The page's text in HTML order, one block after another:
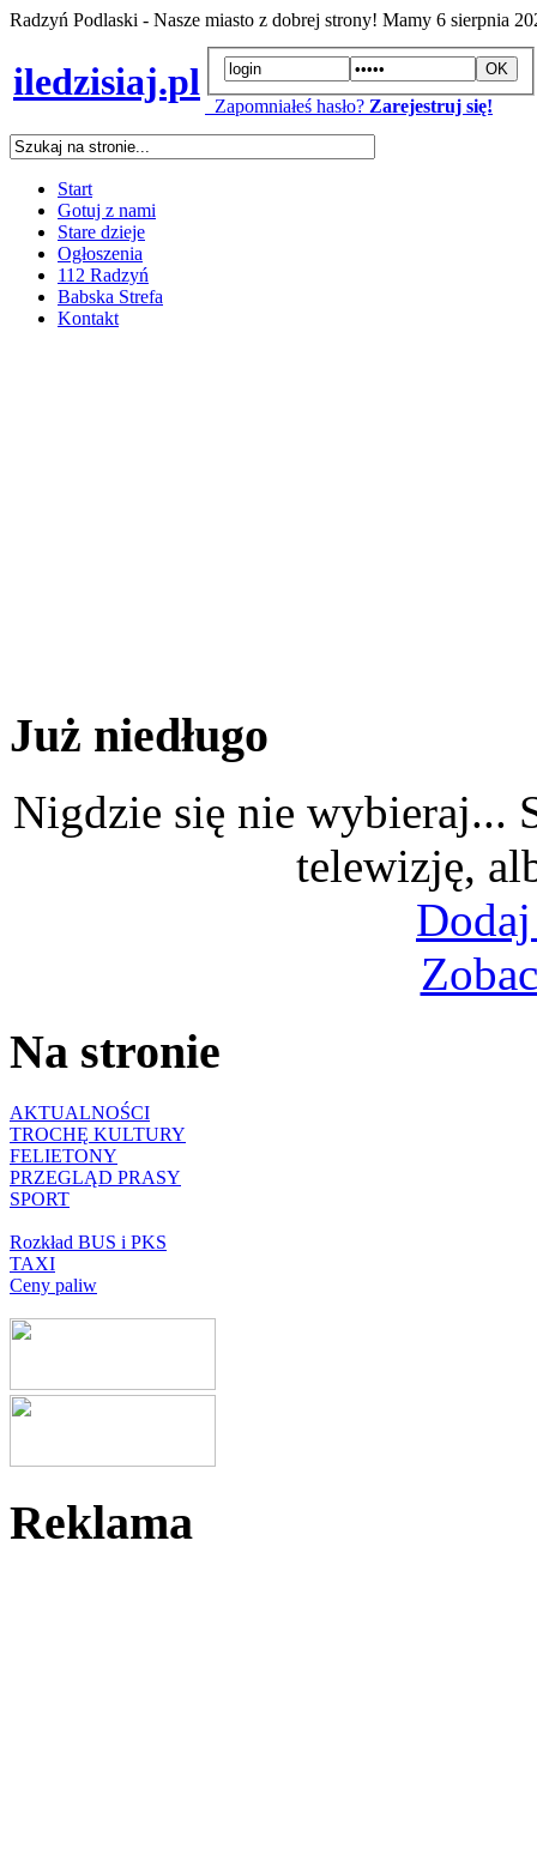
Radzyń Podlaski - Nasze miasto z dobrej strony! Mamy 6 sierpnia
iledzisiaj.pl
Zapomniałeś hasło? Zarejestruj się!
Start
Gotuj z nami
Stare dzieje
Ogłoszenia
112 Radzyń
Babska Strefa
Kontakt
Już niedługo
Nigdzie się nie wybieraj...
telewizję,
Na stronie
AKTUALNOŚCI
TROCHĘ KULTURY
FELIETONY
PRZEGLĄD PRASY
SPORT
Rozkład BUS i PKS
TAXI
Ceny paliw
Reklama